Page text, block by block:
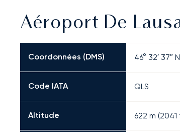
Aéroport De
Coordonnées (DMS) 46° 32′ 37″
Code IATA QLS
Altitude 622 m (2041